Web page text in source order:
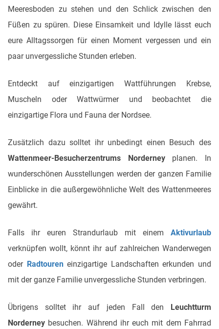
Meeresboden zu stehen und den Schlick zwischen den
Füßen zu spüren. Diese Einsamkeit und Idylle lässt euch
eure Alltagssorgen für einen Moment vergessen und ein
paar unvergessliche Stunden erleben.
Entdeckt auf einzigartigen Wattführungen Krebse,
Muscheln oder Wattwürmer und beobachtet die
einzigartige Flora und Fauna der Nordsee.
Zusätzlich dazu solltet ihr unbedingt einen Besuch des
Wattenmeer-Besucherzentrums Norderney planen. In
wunderschönen Ausstellungen werden der ganzen Familie
Einblicke in die außergewöhnliche Welt des Wattenmeeres
gewährt.
Falls ihr euren Strandurlaub mit einem Aktivurlaub
verknüpfen wollt, könnt ihr auf zahlreichen Wanderwegen
oder Radtoureneinzigartige Landschaften erkunden und
mit der ganze Familie unvergessliche Stunden verbringen.
Übrigens solltet ihr auf jeden Fall den
Leuchtturm
Norderney besuchen. Während ihr euch mit dem Fahrrad